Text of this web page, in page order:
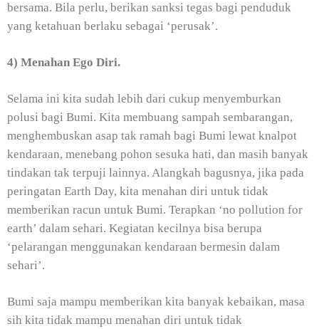
bersama. Bila perlu, berikan sanksi tegas bagi penduduk
yang ketahuan berlaku sebagai ‘perusak’.
4) Menahan Ego Diri.
Selama ini kita sudah lebih dari cukup menyemburkan
polusi bagi Bumi. Kita membuang sampah sembarangan,
menghembuskan asap tak ramah bagi Bumi lewat knalpot
kendaraan, menebang pohon sesuka hati, dan masih banyak
tindakan tak terpuji lainnya. Alangkah bagusnya, jika pada
peringatan Earth Day, kita menahan diri untuk tidak
memberikan racun untuk Bumi. Terapkan ‘no pollution for
earth’ dalam sehari. Kegiatan kecilnya bisa berupa
‘pelarangan menggunakan kendaraan bermesin dalam
sehari’.
Bumi saja mampu memberikan kita banyak kebaikan, masa
sih kita tidak mampu menahan diri untuk tidak